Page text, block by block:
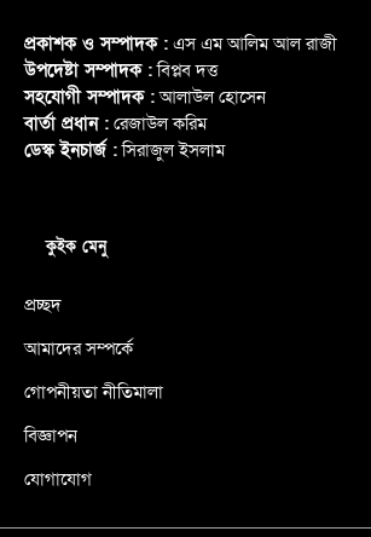
প্রকাশক ও সম্পাদক : এস এম আলিম আল রাজী
উপদেষ্টা সম্পাদক :বিপ্লব দত্ত
সহযোগী সম্পাদক :আলাউল হোসেন
বার্তা প্রধান : রেজাউল করিম
ডেস্ক ইনচার্জ :সিরাজুল ইসলাম
কুইক মেনু
প্রচ্ছদ
আমাদের সম্পর্কে
গোপনীয়তা নীতিমালা
বিজ্ঞাপন
যোগাযোগ